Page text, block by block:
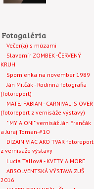
Fotogaléria
Večer(a) s múzami
Slavomír ZOMBEK -ČERVENÝ
KRUH
Spomienka na november 1989
Ján Milčák - Rodinná fotografia
(fotoreport)
MATEJ FABIAN - CARNIVAL IS OVER
(fotoreport z vernisáže výstavy)
" MY A ONI" vernisáž Ján Frančák
a Juraj Toman-#10
DIZAJN VIAC AKO TVAR fotoreport
z vernisáže výstavy
Lucia Tallová - KVETY A MORE
ABSOLVENTSKÁ VÝSTAVA ZUŠ
2016